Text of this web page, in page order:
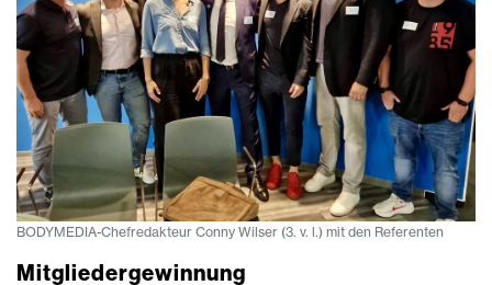
BODYMEDIA-Chefredakteur Conny Wilser (3. v. l.) mit den Referenten
Mitgliedergewinnung